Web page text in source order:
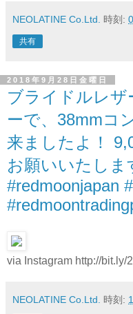
NEOLATINE Co.Ltd. 時刻:
共有
2018年9月28日金曜日
ブライドルレザ
ーで、38mmコ
来ましたよ！
お願いいたしま
#redmoonjapan
via Instagram http://bit.ly/
NEOLATINE Co.Ltd. 時刻: